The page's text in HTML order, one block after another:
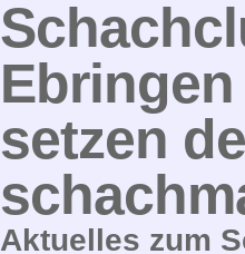
setzen
Aktuelles zum